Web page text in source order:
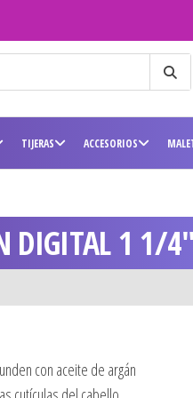
TIJERAS ACCESORIOS
DIGITAL 1 1/4″
con aceite de argán